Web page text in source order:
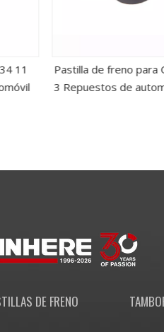
11
Pastilla de freno para
3 Repuestos de
DE FRENO